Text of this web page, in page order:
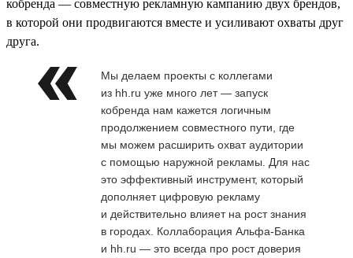
кобренда — совместную рекламную кампанию двух брендов,
в которой они продвигаются вместе и усиливают охваты друг
друга.
Мы делаем проекты с коллегами
из hh.ru уже много лет — запуск
кобренда нам кажется логичным
продолжением совместного пути, где
мы можем расширить охват аудитории
с помощью наружной рекламы. Для нас
это эффективный инструмент, который
дополняет цифровую рекламу
и действительно влияет на рост знания
в городах. Коллаборация Альфа-Банка
и hh.ru — это всегда про рост доверия